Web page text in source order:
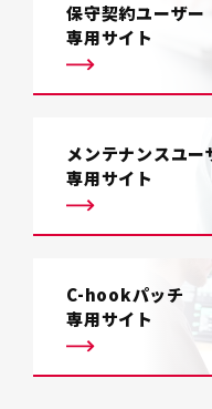
保守契約ユーザー
専用サイト
メンテナンスユー
専用サイト
C-hookパッチ
専用サイト